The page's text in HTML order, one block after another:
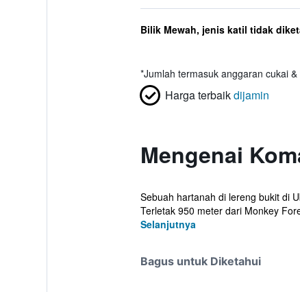
Bilik Mewah, jenis katil tidak
*Jumlah termasuk anggaran cukai
Harga terbaikdijamin
Mengenai
Sebuah hartanah di lereng bukit di
Terletak 950 meter dari Monkey
Selanjutnya
Bagus untuk Diketahui